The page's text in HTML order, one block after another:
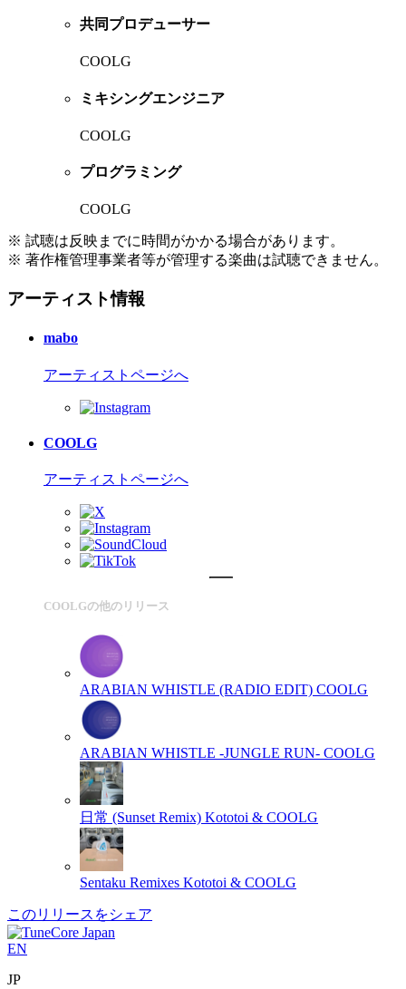
共同プロデューサー
COOLG
ミキシングエンジニア
COOLG
プログラミング
COOLG
※ 試聴は反映までに時間がかかる場合があります。
※ 著作権管理事業者等が管理する楽曲は試聴できません。
アーティスト情報
mabo
アーティストページへ
COOLG
アーティストページへ
COOLGの他のリリース
ARABIAN WHISTLE (RADIO EDIT) COOLG
ARABIAN WHISTLE -JUNGLE RUN- COOLG
日常 (Sunset Remix) Kototoi & COOLG
Sentaku Remixes Kototoi & COOLG
このリリースをシェア
EN
JP